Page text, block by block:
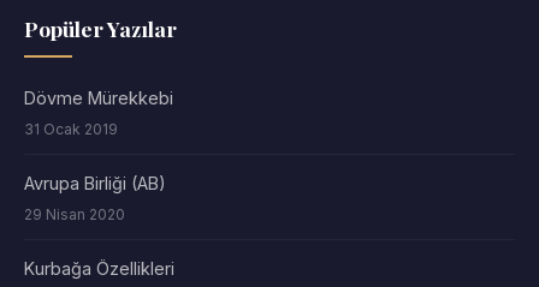
Popüler Yazılar
Dövme Mürekkebi
31 Ocak 2019
Avrupa Birliği (AB)
29 Nisan 2020
Kurbağa Özellikleri